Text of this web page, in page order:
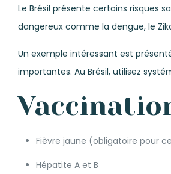
Le Brésil présente certains risques
dangereux comme la dengue, le
Un exemple intéressant est
importantes. Au Brésil, utilisez
Fièvre jaune (obligatoire pour
Hépatite A et B